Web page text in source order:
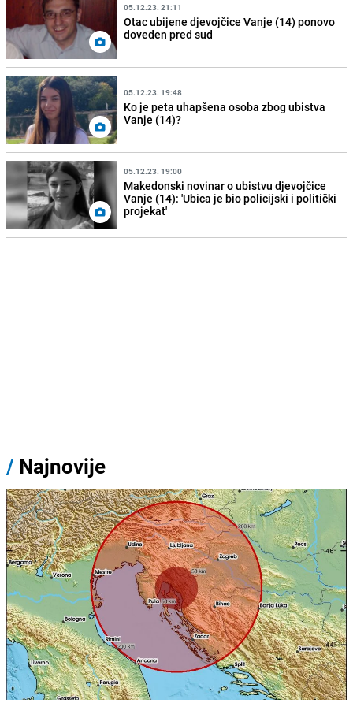
05.12.23. 21:11
Otac ubijene djevojčice Vanje (14) ponovo
doveden pred sud
05.12.23. 19:48
Ko je peta uhapšena osoba zbog ubistva
Vanje (14)?
05.12.23. 19:00
Makedonski novinar o ubistvu djevojčice
Vanje (14): 'Ubica je bio policijski i politički
projekat'
/ Najnovije